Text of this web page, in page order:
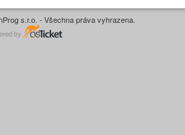
s.r.o. - Všechna práva vyhrazena.